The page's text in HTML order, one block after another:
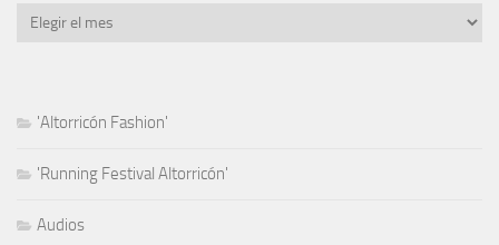
Archivo
'Altorricón Fashion'
'Running Festival Altorricón'
Audios